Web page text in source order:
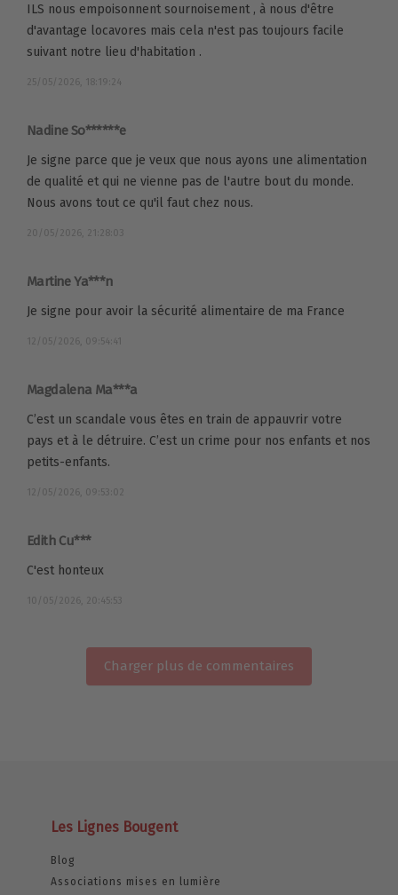
ILS nous empoisonnent sournoisement , à nous d'être
d'avantage locavores mais cela n'est pas toujours facile
suivant notre lieu d'habitation .
25/05/2026, 18:19:24
Nadine So******e
Je signe parce que je veux que nous ayons une alimentation
de qualité et qui ne vienne pas de l'autre bout du monde.
Nous avons tout ce qu'il faut chez nous.
20/05/2026, 21:28:03
Martine Ya***n
Je signe pour avoir la sécurité alimentaire de ma France
12/05/2026, 09:54:41
Magdalena Ma***a
C’est un scandale vous êtes en train de appauvrir votre
pays et à le détruire. C’est un crime pour nos enfants et nos
petits-enfants.
12/05/2026, 09:53:02
Edith Cu***
C'est honteux
10/05/2026, 20:45:53
Charger plus de commentaires
Les Lignes Bougent
Blog
Associations mises en lumière